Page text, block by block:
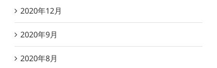
2020年12月
2020年9月
2020年8月